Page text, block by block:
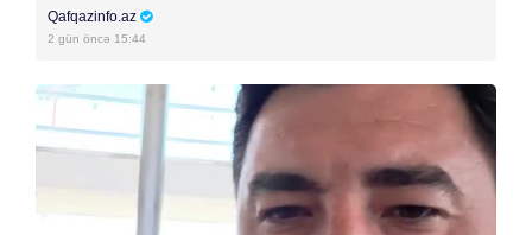
Qafqazinfo.az
2 gün öncə 15:44